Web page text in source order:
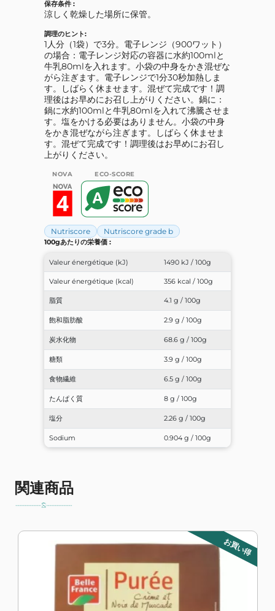
保存条件 :
涼しく乾燥した場所に保管。
調理のヒント:
1人分（1袋）で3分。電子レンジ（900ワット）
の場合：電子レンジ対応の容器に水約100mlと
牛乳80mlを入れます。小袋の中身をかき混ぜな
がら注ぎます。電子レンジで1分30秒加熱しま
す。しばらく休ませます。混ぜて完成です！調
理後はお早めにお召し上がりください。鍋に：
鍋に水約100mlと牛乳80mlを入れて沸騰させま
す。塩をかける必要はありません。小袋の中身
をかき混ぜながら注ぎます。しばらく休ませま
す。混ぜて完成です！調理後はお早めにお召し
上がりください。
NOVA ECO-SCORE
Nutriscore Nutriscore grade b
100gあたりの栄養価 :
Valeur énergétique (kJ) 1490 kJ / 100g
Valeur énergétique (kcal) 356 kcal / 100g
脂質 4.1 g / 100g
飽和脂肪酸 2.9 g / 100g
炭水化物 68.6 g / 100g
糖類 3.9 g / 100g
食物繊維 6.5 g / 100g
たんぱく質 8 g / 100g
塩分 2.26 g / 100g
Sodium 0.904 g / 100g
関連商品
お買い得